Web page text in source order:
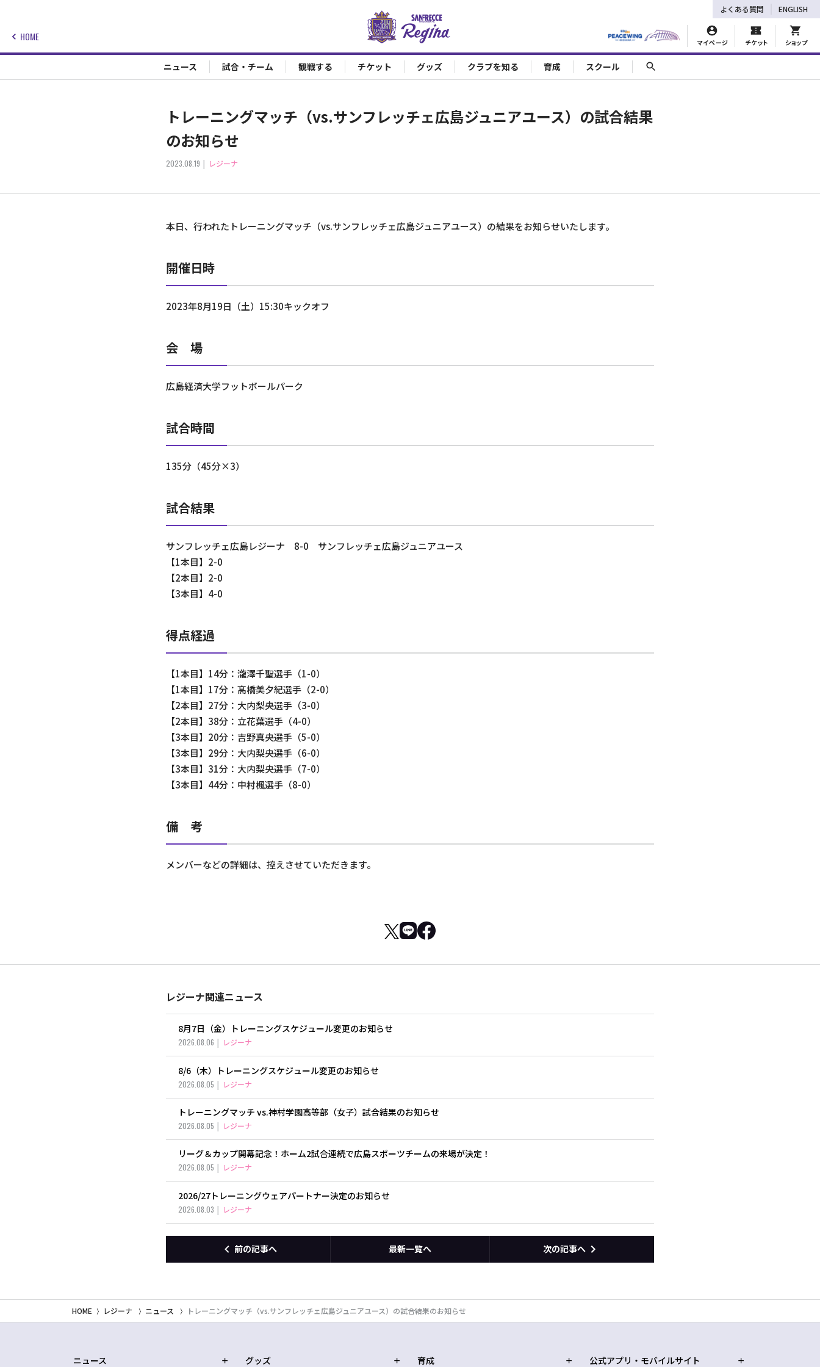
マイページ チケット ショップ
HOME
よくある質問 ENGLISH
ニュース 試合・チーム 観戦する チケット グッズ クラブを知る 育成 スクール
トレーニングマッチ（vs.サンフレッチェ広島ジュニアユース）の試合結果
のお知らせ
2023.08.19 レジーナ
本日、行われたトレーニングマッチ（vs.サンフレッチェ広島ジュニアユース）の結果をお知らせいたします。
開催日時
2023年8月19日（土）15:30キックオフ
会 場
広島経済大学フットボールパーク
試合時間
135分（45分×3）
試合結果
サンフレッチェ広島レジーナ 8-0 サンフレッチェ広島ジュニアユース
【1本目】2-0
【2本目】2-0
【3本目】4-0
得点経過
【1本目】14分：瀧澤千聖選手（1-0）
【1本目】17分：髙橋美夕紀選手（2-0）
【2本目】27分：大内梨央選手（3-0）
【2本目】38分：立花葉選手（4-0）
【3本目】20分：吉野真央選手（5-0）
【3本目】29分：大内梨央選手（6-0）
【3本目】31分：大内梨央選手（7-0）
【3本目】44分：中村楓選手（8-0）
備 考
メンバーなどの詳細は、控えさせていただきます。
レジーナ関連ニュース
8月7日（金）トレーニングスケジュール変更のお知らせ
2026.08.06 レジーナ
8/6（木）トレーニングスケジュール変更のお知らせ
2026.08.05 レジーナ
トレーニングマッチ vs.神村学園高等部（女子）試合結果のお知らせ
2026.08.05 レジーナ
リーグ＆カップ開幕記念！ホーム2試合連続で広島スポーツチームの来場が決定！
2026.08.05 レジーナ
2026/27トレーニングウェアパートナー決定のお知らせ
2026.08.03 レジーナ
前の記事へ 最新一覧へ 次の記事へ
HOME レジーナ ニュース トレーニングマッチ（vs.サンフレッチェ広島ジュニアユース）の試合結果のお知らせ
ニュース グッズ 育成 公式アプリ・モバイルサイト